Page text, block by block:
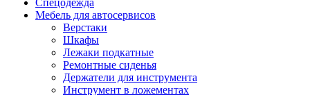
Спецодежда
Мебель для автосервисов
Верстаки
Шкафы
Лежаки подкатные
Ремонтные сиденья
Держатели для инструмента
Инструмент в ложементах